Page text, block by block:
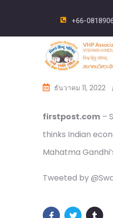
+66-
ธันวาคม 11, 2022
firstpost.com –
thinks Indian
Mahatma
Tweeted by